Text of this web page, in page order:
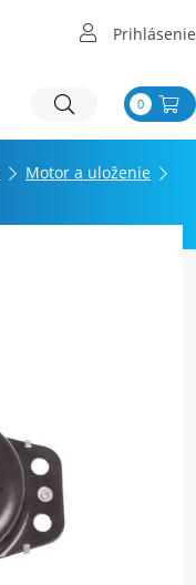
Prihlásenie
0
Motor a uloženie